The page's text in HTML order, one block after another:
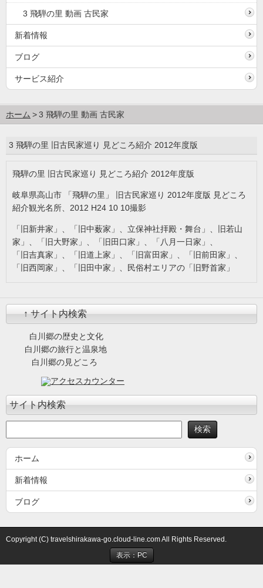
3 飛騨の里 動画 古民家
新着情報
ブログ
サービス紹介
ホーム 3 飛騨の里 動画 古民家
3 飛騨の里 旧古民家巡り 見どころ紹介 2012年度版
飛騨の里 旧古民家巡り 見どころ紹介 2012年度版
岐阜県高山市 「飛騨の里」 旧古民家巡り 2012年度版 見どころ
紹介観光名所、2012 H24 10 10撮影
「旧新井家」、「旧中薮家」、立保神社拝殿・舞台」、旧若山
家」、「旧大野家」、「旧田口家」、「八月一日家」、
「旧吉真家」、「旧道上家」、「旧富田家」、「旧前田家」、
「旧西岡家」、「旧田中家」、民俗村エリアの「旧野首家」
↑ サイト内検索
白川郷の歴史と文化
白川郷の旅行と温泉地
白川郷の見どころ
サイト内検索
ホーム
新着情報
ブログ
Copyright (C) travelshirakawa-go.cloud-line.com All Rights Reserved.
表示：PC